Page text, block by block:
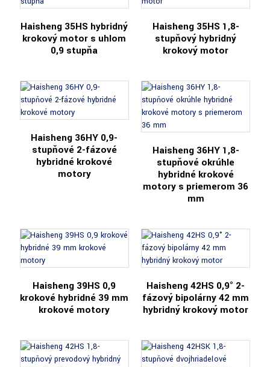
Haisheng 35HS hybridný
krokový motor s uhlom
0,9 stupňa
Haisheng 35HS 1,8-
stupňový hybridný
krokový motor
Haisheng 36HY 0,9-
stupňové 2-fázové
hybridné krokové
motory
Haisheng 36HY 1,8-
stupňové okrúhle
hybridné krokové
motory s priemerom 36
mm
Haisheng 39HS 0,9
krokové hybridné 39 mm
krokové motory
Haisheng 42HS 0,9° 2-
fázový bipolárny 42 mm
hybridný krokový motor